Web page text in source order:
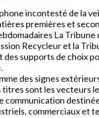
incontesté de la
premières et
La Tribune
Recycleur et la
des supports de choix
des signes
titres sont les vecteurs
communication
commerciaux et